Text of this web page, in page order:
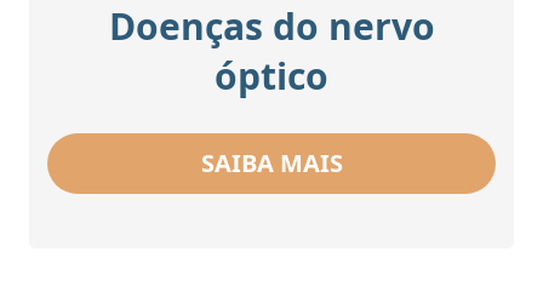
Doenças do nervo
óptico
SAIBA MAIS